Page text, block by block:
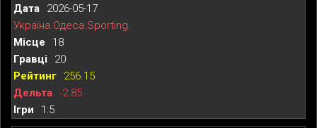
2026-05-17
Україна.Одеса.Sporting.
18
20
256.15
-2.85
1:5